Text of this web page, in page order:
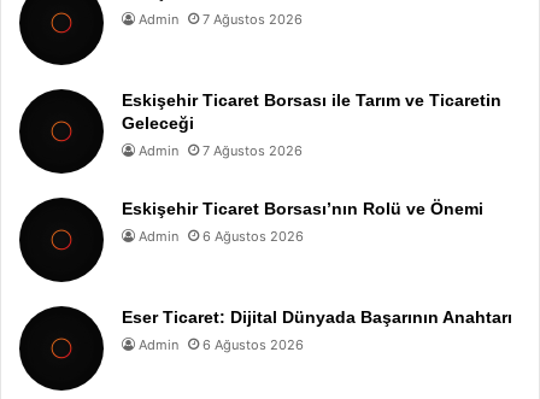
Admin 7 Ağustos 2026
Eskişehir Ticaret Borsası ile Tarım ve Ticaretin
Geleceği
Admin 7 Ağustos 2026
Eskişehir Ticaret Borsası’nın Rolü ve Önemi
Admin 6 Ağustos 2026
Eser Ticaret: Dijital Dünyada Başarının Anahtarı
Admin 6 Ağustos 2026